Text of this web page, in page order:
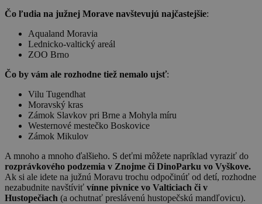
Čo ľudia na južnej Morave navštevujú najčastejšie:
Aqualand Moravia
Lednicko-valtický areál
ZOO Brno
Čo by vám ale rozhodne tiež nemalo ujsť:
Vilu Tugendhat
Moravský kras
Zámok Slavkov pri Brne a Mohyla míru
Westernové mestečko Boskovice
Zámok Mikulov
A mnoho a mnoho ďalšieho. S deťmi môžete napríklad vyraziť do
rozprávkového podzemia v Znojme či DinoParku vo Vyškove.
Ak si ale idete na južnú Moravu trochu odpočinúť od detí, rozhodne
nezabudnite navštíviť vínne pivnice vo Valticiach či v
Hustopečiach (a ochutnať preslávenú hustopečskú mandľovicu).